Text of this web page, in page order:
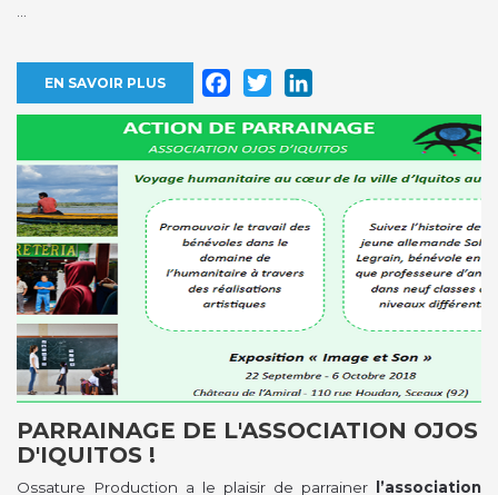
EN SAVOIR PLUS Facebook
Twitter
PARRAINAGE DE L'ASSOCIATION OJOS
D'IQUITOS !
Ossature Production a le plaisir de parrainer l’association